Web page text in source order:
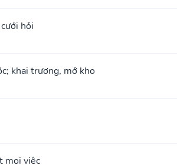
hỏi
khai trương, mở kho
mọi việc